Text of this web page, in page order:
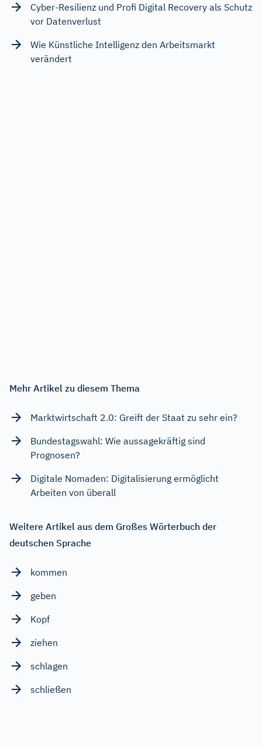
Cyber-Resilienz und Profi Digital Recovery als Schutz
vor Datenverlust
Wie Künstliche Intelligenz den Arbeitsmarkt
verändert
Mehr Artikel zu diesem Thema
Marktwirtschaft 2.0: Greift der Staat zu sehr ein?
Bundestagswahl: Wie aussagekräftig sind
Prognosen?
Digitale Nomaden: Digitalisierung ermöglicht
Arbeiten von überall
Weitere Artikel aus dem Großes Wörterbuch der
deutschen Sprache
kommen
geben
Kopf
ziehen
schlagen
schließen